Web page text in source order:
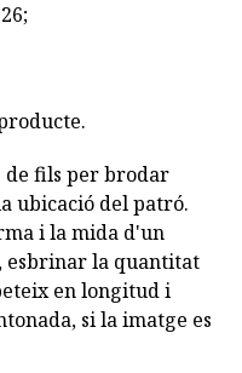
fils per brodar
ubicació del patró.
i la mida d'un
esbrinar la quantitat
en longitud i
si la imatge es